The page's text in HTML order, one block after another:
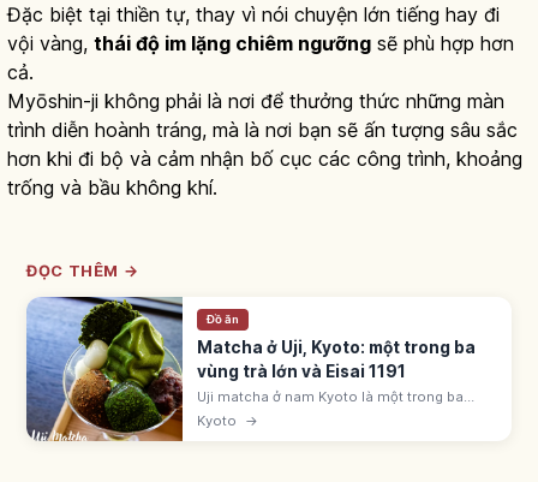
Đặc biệt tại thiền tự, thay vì nói chuyện lớn tiếng hay đi
vội vàng, thái độ im lặng chiêm ngưỡng sẽ phù hợp hơn
cả.
Myōshin-ji không phải là nơi để thưởng thức những màn
trình diễn hoành tráng, mà là nơi bạn sẽ ấn tượng sâu sắc
hơn khi đi bộ và cảm nhận bố cục các công trình, khoảng
trống và bầu không khí.
ĐỌC THÊM →
Đồ ăn
Matcha ở Uji, Kyoto: một trong ba
vùng trà lớn và Eisai 1191
Uji matcha ở nam Kyoto là một trong ba
vùng trà lớn cùng Shizuoka, Sayama. Eisai
mang hạt giống trà từ nhà Tống về 1191; trà
Kyoto →